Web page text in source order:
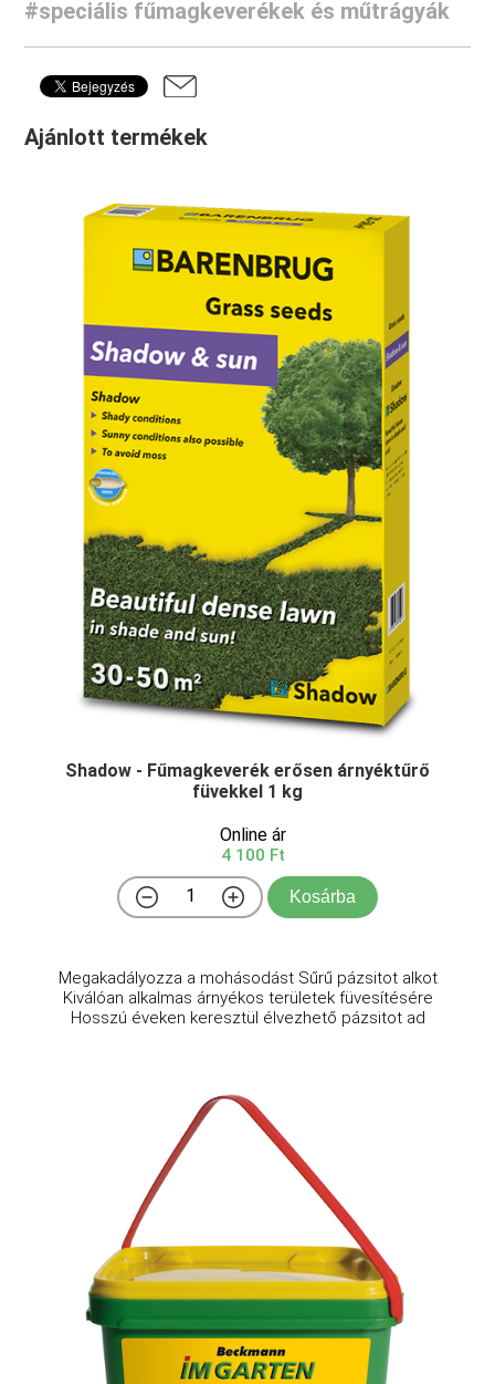
#speciális fűmagkeverékek és műtrágyák
Ajánlott termékek
Shadow - Fűmagkeverék erősen árnyéktűrő
füvekkel 1 kg
Online ár
4 100 Ft
Kosárba
Megakadályozza a mohásodást Sűrű pázsitot alkot
Kiválóan alkalmas árnyékos területek füvesítésére
Hosszú éveken keresztül élvezhető pázsitot ad